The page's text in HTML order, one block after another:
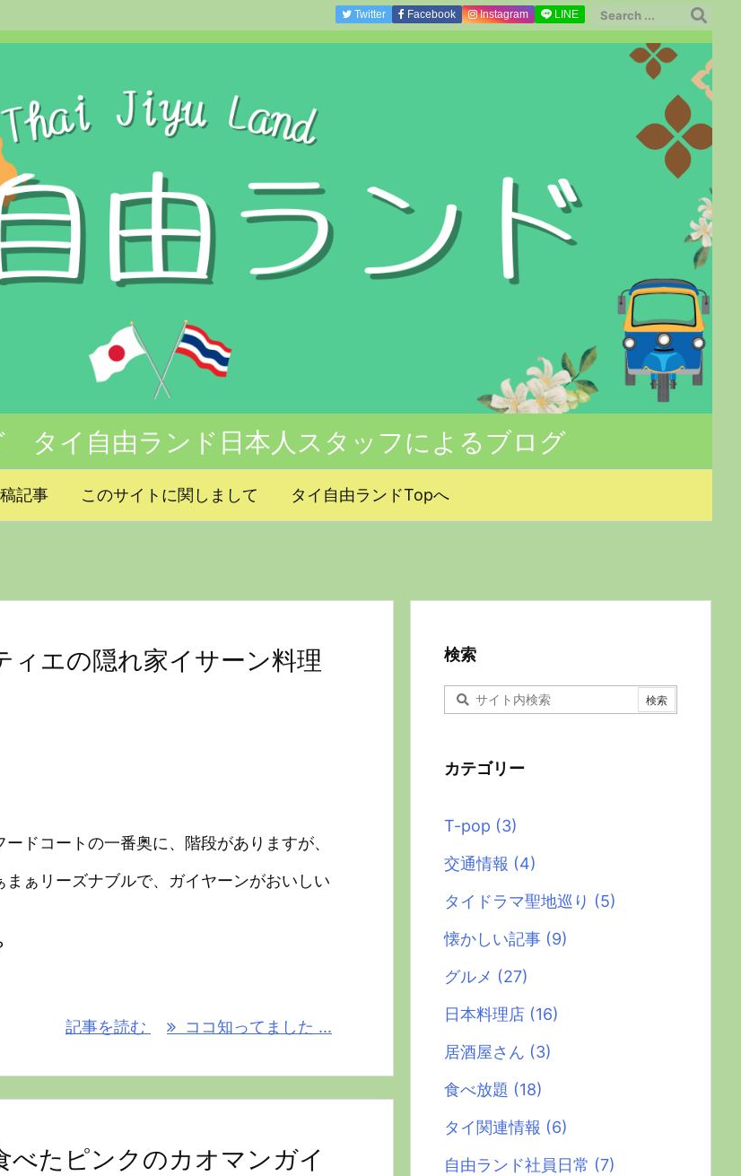
タイ自由ランド日本人スタッフによるブログ
記事 このサイトに関しまして タイ自由ランドTopへ
Twitter Facebook Instagram LINE
ィエの隠れ家イサーン料理
ドコートの一番奥に、階段がありますが、
ぁリーズナブルで、ガイヤーンがおいしい
記事を読む ココ知ってました ...
べたピンクのカオマンガイ
検索
カテゴリー
T-pop (3)
交通情報 (4)
タイドラマ聖地巡り (5)
懐かしい記事 (9)
グルメ (27)
日本料理店 (16)
居酒屋さん (3)
食べ放題 (18)
タイ関連情報 (6)
自由ランド社員日常 (7)